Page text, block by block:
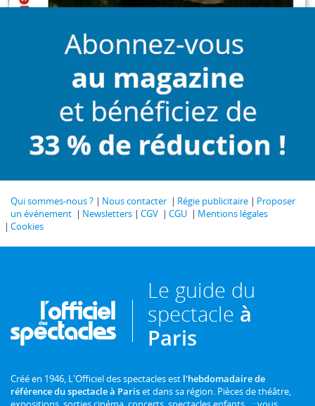
Qui sommes-nous ? Nous contacter Régie publicitaire
Proposer
un événement
Newsletters CGV CGU
Mentions légales
Cookies
Le guide du
spectacle à
Paris
Créé en 1946, L'Officiel des spectacles est l'hebdomadaire de
référence du spectacle à Pariset dans sa région. Pièces de théâtre,